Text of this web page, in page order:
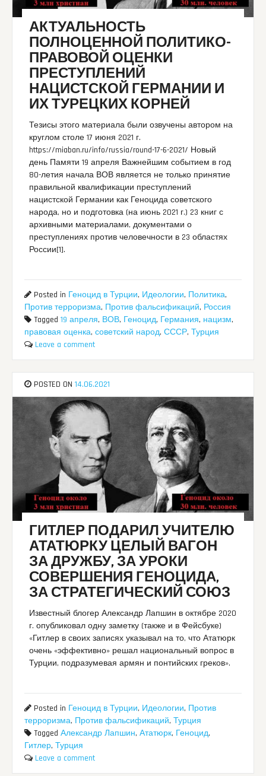
АКТУАЛЬНОСТЬ
ПОЛНОЦЕННОЙ ПОЛИТИКО-
ПРАВОВОЙ ОЦЕНКИ
ПРЕСТУПЛЕНИЙ
НАЦИСТСКОЙ ГЕРМАНИИ И
ИХ ТУРЕЦКИХ КОРНЕЙ
Тезисы этого материала были озвучены автором на
круглом столе 17 июня 2021 г.
https://miaban.ru/info/russia/round-17-6-2021/ Новый
день Памяти 19 апреля Важнейшим событием в год
80-летия начала ВОВ является не только принятие
правильной квалификации преступлений
нацистской Германии как Геноцида советского
народа, но и подготовка (на июнь 2021 г.) 23 книг с
архивными материалами, документами о
преступлениях против человечности в 23 областях
России[1].
Posted in Геноцид в Турции, Идеологии, Политика,
Против терроризма, Против фальсификаций, Россия
Tagged19 апреля, ВОВ, Геноцид, Германия, нацизм,
правовая оценка,советский народ,СССР,Турция
Leave a comment
POSTED ON14.06.2021
ГИТЛЕР ПОДАРИЛ УЧИТЕЛЮ
АТАТЮРКУ ЦЕЛЫЙ ВАГОН
ЗА ДРУЖБУ, ЗА УРОКИ
СОВЕРШЕНИЯ ГЕНОЦИДА,
ЗА СТРАТЕГИЧЕСКИЙ СОЮЗ
Известный блогер Александр Лапшин в октябре 2020
г. опубликовал одну заметку (также и в Фейсбуке)
«Гитлер в своих записях указывал на то, что Ататюрк
очень «эффективно» решал национальный вопрос в
Турции, подразумевая армян и понтийских греков».
Posted in Геноцид в Турции, Идеологии, Против
терроризма, Против фальсификаций,Турция
TaggedАлександр Лапшин,Ататюрк, Геноцид,
Гитлер,Турция
Leave a comment